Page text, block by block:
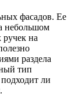
фасадов. Ее
небольшом
ручек на
раздела
тип
ли